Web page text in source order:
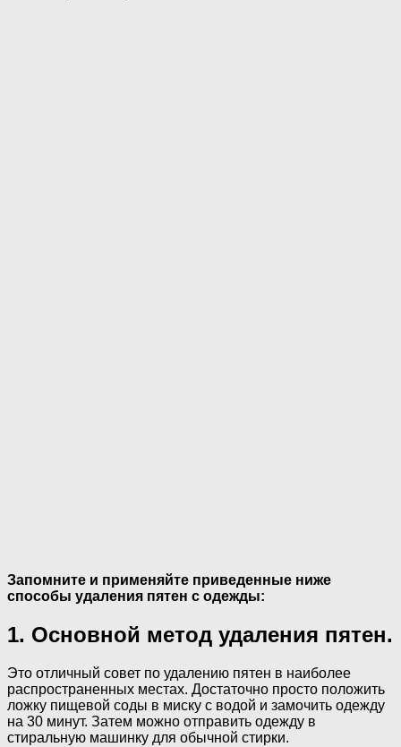
Запомните и применяйте приведенные ниже
способы удаления пятен с одежды:
1. Основной метод удаления пятен.
Это отличный совет по удалению пятен в наиболее
распространенных местах. Достаточно просто положить
ложку пищевой соды в миску с водой и замочить одежду
на 30 минут. Затем можно отправить одежду в
стиральную машинку для обычной стирки.